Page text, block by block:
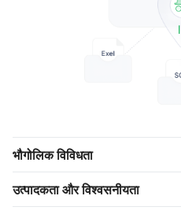
भौगोलिक विविधता
उत्पादकता और विश्वसनीयता